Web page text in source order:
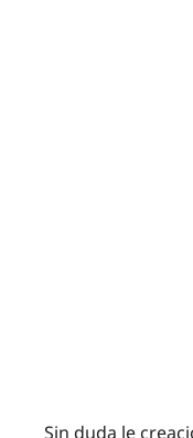
Sin duda le